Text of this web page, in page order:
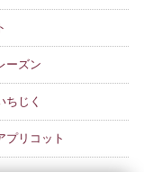
ーズン
ちじく
プリコット